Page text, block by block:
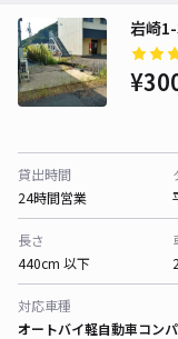
岩崎
貸出時間
24時間営業
長さ
440cm 以下
対応車種
オートバイ軽自動車コン